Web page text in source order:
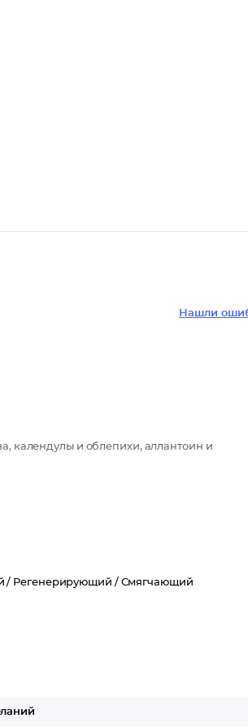
Нашли
календулы и облепихи, аллантоин и
/ Регенерирующий / Смягчающий